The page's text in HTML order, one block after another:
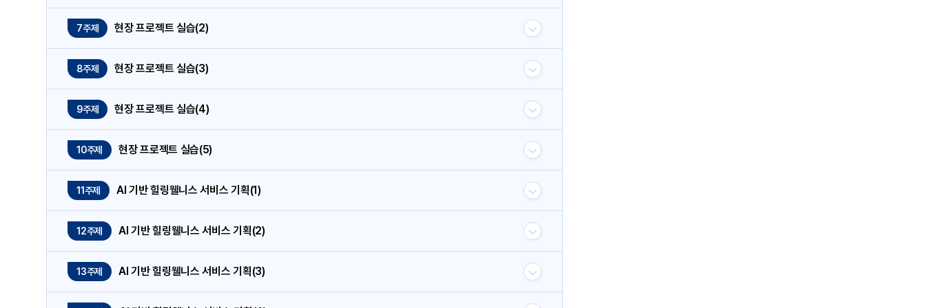
7주제 현장 프로젝트 실습(2)
8주제 현장 프로젝트 실습(3)
9주제 현장 프로젝트 실습(4)
10주제 현장 프로젝트 실습(5)
11주제 AI 기반 힐링웰니스 서비스 기획(1)
12주제 AI 기반 힐링웰니스 서비스 기획(2)
13주제 AI 기반 힐링웰니스 서비스 기획(3)